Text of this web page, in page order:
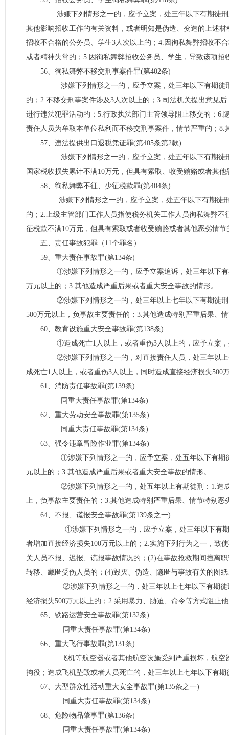
涉嫌下列情形之一的，应予立案，处三年以下有期徒刑
其他影响招收工作的有关资料，或者明知是伪造、变造的上述
招收不合格的公务员、学生3人次以上的；4.因徇私舞弊招收不
或者精神失常的；5.因徇私舞弊招收公务员、学生，导致该项
56、徇私舞弊不移交刑事案件罪(第402条)
涉嫌下列情形之一的，应予立案，处三年以下有期徒刑
的；2.不移交刑事案件涉及3人次以上的；3.司法机关提出意见
进行违法犯罪活动的；5.行政执法部门主管领导阻止移交的；
责任人员为牟取本单位私利而不移交刑事案件，情节严重的；8.
57、违法提供出口退税凭证罪(第405条第2款)
涉嫌下列情形之一的，应予立案，处五年以下有期徒刑
国家税收损失累计不满10万元，但具有索取、收受贿赂或者其
58、徇私舞弊不征、少征税款罪(第404条)
涉嫌下列情形之一的，应予立案，处五年以下有期徒刑
的；2.上级主管部门工作人员指使税务机关工作人员徇私舞弊
征税款不满10万元，但具有索取或者收受贿赂或者其他恶劣情
五、责任事故犯罪（11个罪名）
59、重大责任事故罪(第134条)
①涉嫌下列情形之一的，应予立案追诉，处三年以下有
万元以上的；3.其他造成严重后果或者重大安全事故的情形。
②涉嫌下列情形之一的，处三年以上七年以下有期徒刑
500万元以上，负事故主要责任的；3.其他造成特别严重后果、
60、教育设施重大安全事故罪(第138条)
①造成死亡1人以上，或者重伤3人以上的，应予立案，
②涉嫌下列情形之一的，对直接责任人员，处三年以上
成死亡1人以上，或者重伤3人以上，同时造成直接经济损失
61、消防责任事故罪(第139条)
同重大责任事故罪(第134条)
62、重大劳动安全事故罪(第135条)
同重大责任事故罪(第134条)
63、强令违章冒险作业罪(第134条)
①涉嫌下列情形之一的，应予立案，处五年以下有期徒
元以上的；3.其他造成严重后果或者重大安全事故的情形。
②涉嫌下列情形之一的，处五年以上有期徒刑：1.造成
上，负事故主要责任的；3.其他造成特别严重后果、情节特别恶
64、不报、谎报安全事故罪(第139条之一)
①涉嫌下列情形之一的，应予立案，处三年以下有期徒
者增加直接经济损失100万元以上的；2.实施下列行为之一，致
关人员不报、迟报、谎报事故情况的；(2)在事故抢救期间擅离
转移、藏匿受伤人员的；(4)毁灭、伪造、隐匿与事故有关的图
②涉嫌下列情形之一的，处三年以上七年以下有期徒刑
经济损失500万元以上的；2.采用暴力、胁迫、命令等方式阻止
65、铁路运营安全事故罪(第132条)
同重大责任事故罪(第134条)
66、重大飞行事故罪(第131条)
飞机等航空器或者其他航空设施受到严重损坏，航空器
拘役；造成飞机坠毁或者人员死亡的，处三年以上七年以下有期
67、大型群众性活动重大安全事故罪(第135条之一)
同重大责任事故罪(第134条)
68、危险物品肇事罪(第136条)
同重大责任事故罪(第134条)